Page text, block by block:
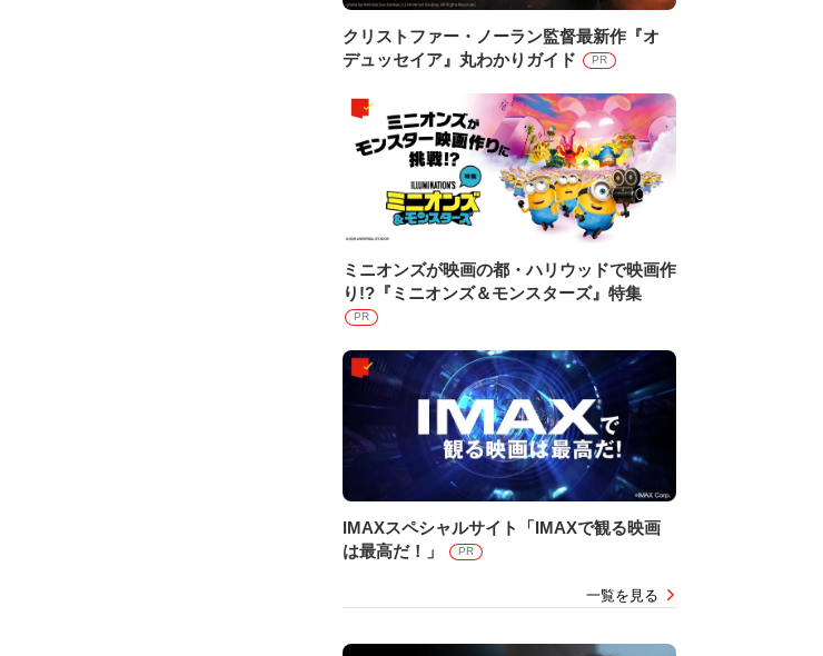
クリストファー・ノーラン監督最新作『オ
デュッセイア』丸わかりガイド
PR
ミニオンズが映画の都・ハリウッドで映画作
り!?『ミニオンズ＆モンスターズ』特集
PR
IMAXスペシャルサイト「IMAXで観る映画
は最高だ！」
PR
一覧を見る